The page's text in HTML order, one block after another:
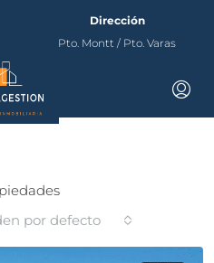
Dirección
Pto. Montt / Pto. Varas
por defecto